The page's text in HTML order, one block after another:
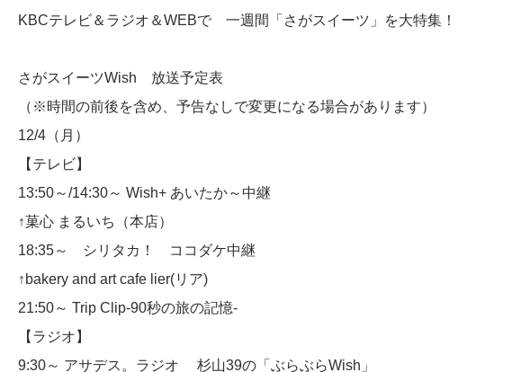
KBCテレビ＆ラジオ＆WEBで 一週間「さがスイーツ」を大特集！
さがスイーツWish 放送予定表
（※時間の前後を含め、予告なしで変更になる場合があります）
12/4（月）
【テレビ】
13:50～/14:30～ Wish+ あいたか～中継
↑菓心 まるいち（本店）
18:35～ シリタカ！ ココダケ中継
↑bakery and art cafe lier(リア)
21:50～ Trip Clip-90秒の旅の記憶-
【ラジオ】
9:30～ アサデス。ラジオ 杉山39の「ぶらぶらWish」